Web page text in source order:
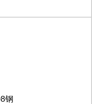
钢